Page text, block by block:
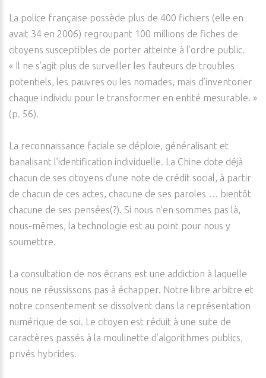
La police française possède plus de 400 fichiers (elle en
avait 34 en 2006) regroupant 100 millions de fiches de
citoyens susceptibles de porter atteinte à l’ordre public.
« Il ne s’agit plus de surveiller les fauteurs de troubles
potentiels, les pauvres ou les nomades, mais d’inventorier
chaque individu pour le transformer en entité mesurable. »
(p. 56).
La reconnaissance faciale se déploie, généralisant et
banalisant l’identification individuelle. La Chine dote déjà
chacun de ses citoyens d’une note de crédit social, à partir
de chacun de ces actes, chacune de ses paroles … bientôt
chacune de ses pensées(?). Si nous n’en sommes pas là,
nous-mêmes, la technologie est au point pour nous y
soumettre.
La consultation de nos écrans est une addiction à laquelle
nous ne réussissons pas à échapper. Notre libre arbitre et
notre consentement se dissolvent dans la représentation
numérique de soi. Le citoyen est réduit à une suite de
caractères passés à la moulinette d’algorithmes publics,
privés hybrides.